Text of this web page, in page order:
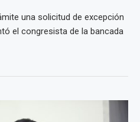
una solicitud de excepción
el congresista de la bancada